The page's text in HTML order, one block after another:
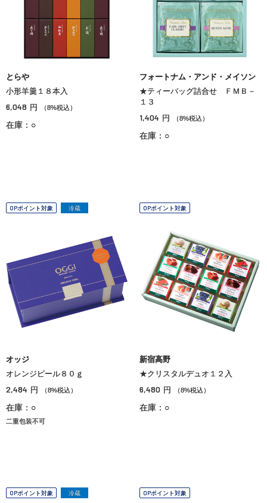
とらや
小形羊羹１８本入
6,048 円 （8%税込）
在庫：○
フォートナム・アンド・メイソン
★ティーバッグ詰合せ ＦＭＢ－
１３
1,404 円 （8%税込）
在庫：○
OPポイント対象 冷蔵
オッジ
オレンジピール８０ｇ
2,484 円 （8%税込）
在庫：○
二重包装不可
OPポイント対象
新宿高野
★クリスタルデュオ１２入
6,480 円 （8%税込）
在庫：○
OPポイント対象 冷蔵 OPポイント対象